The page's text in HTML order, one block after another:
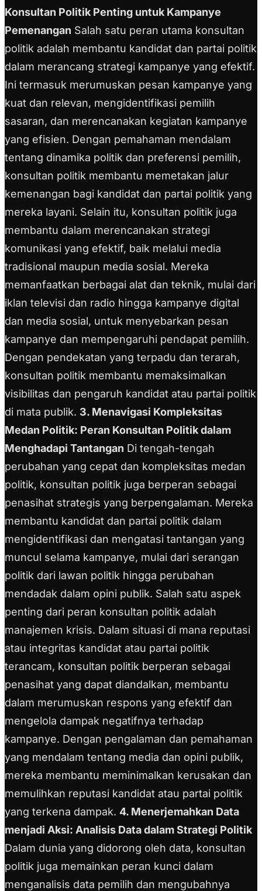
Konsultan Politik Penting untuk Kampanye
Pemenangan Salah satu peran utama konsultan
politik adalah membantu kandidat dan partai politik
dalam merancang strategi kampanye yang efektif.
Ini termasuk merumuskan pesan kampanye yang
kuat dan relevan, mengidentifikasi pemilih
sasaran, dan merencanakan kegiatan kampanye
yang efisien. Dengan pemahaman mendalam
tentang dinamika politik dan preferensi pemilih,
konsultan politik membantu memetakan jalur
kemenangan bagi kandidat dan partai politik yang
mereka layani. Selain itu, konsultan politik juga
membantu dalam merencanakan strategi
komunikasi yang efektif, baik melalui media
tradisional maupun media sosial. Mereka
memanfaatkan berbagai alat dan teknik, mulai dari
iklan televisi dan radio hingga kampanye digital
dan media sosial, untuk menyebarkan pesan
kampanye dan mempengaruhi pendapat pemilih.
Dengan pendekatan yang terpadu dan terarah,
konsultan politik membantu memaksimalkan
visibilitas dan pengaruh kandidat atau partai politik
di mata publik. 3. Menavigasi Kompleksitas
Medan Politik: Peran Konsultan Politik dalam
Menghadapi Tantangan Di tengah-tengah
perubahan yang cepat dan kompleksitas medan
politik, konsultan politik juga berperan sebagai
penasihat strategis yang berpengalaman. Mereka
membantu kandidat dan partai politik dalam
mengidentifikasi dan mengatasi tantangan yang
muncul selama kampanye, mulai dari serangan
politik dari lawan politik hingga perubahan
mendadak dalam opini publik. Salah satu aspek
penting dari peran konsultan politik adalah
manajemen krisis. Dalam situasi di mana reputasi
atau integritas kandidat atau partai politik
terancam, konsultan politik berperan sebagai
penasihat yang dapat diandalkan, membantu
dalam merumuskan respons yang efektif dan
mengelola dampak negatifnya terhadap
kampanye. Dengan pengalaman dan pemahaman
yang mendalam tentang media dan opini publik,
mereka membantu meminimalkan kerusakan dan
memulihkan reputasi kandidat atau partai politik
yang terkena dampak. 4. Menerjemahkan Data
menjadi Aksi: Analisis Data dalam Strategi Politik
Dalam dunia yang didorong oleh data, konsultan
politik juga memainkan peran kunci dalam
menganalisis data pemilih dan mengubahnya